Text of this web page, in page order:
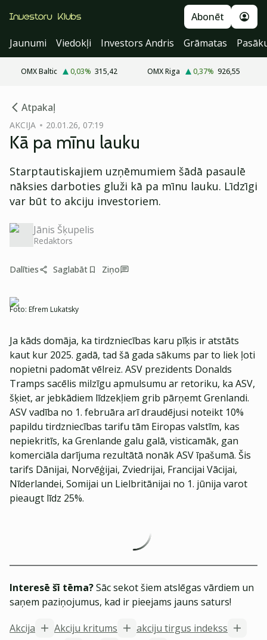
Abonēt
Jaunumi
Viedokļi Investors Andris Grāmatas
OMX Baltic 0,03% 315,42 OMX Riga 0,37% 926,55
Atpakaļ
AKCIJA 20.01.26, 07:19
Kā pa mīnu lauku
Starptautiskajiem uzņēmumiem šādā pasaulē
nāksies darboties gluži kā pa mīnu lauku. Līdzīgi
var būt to akciju investoriem.
Jānis Šķupelis
Redaktors
Dalīties Saglabāt Ziņo
Foto: Efrem Lukatsky
Ja kāds domāja, ka tirdzniecības karu pīķis ir atstāts
kaut kur 2025. gadā, tad šā gada sākums par to liek ļoti
nopietni padomāt vēlreiz. ASV prezidents Donalds
Tramps sacēlis milzīgu apmulsumu ar retoriku, ka ASV,
šķiet, ar jebkādiem līdzekļiem grib pārņemt Grenlandi.
ASV vadība no 1. februāra arī draudējusi noteikt 10%
papildu tirdzniecības tarifu tām Eiropas valstīm, kas
nepiekritīs, ka Grenlande galu galā, visticamāk, gan
komerciāla darījuma rezultātā nonāk ASV īpašumā. Šis
tarifs Dānijai, Norvēģijai, Zviedrijai, Francijai Vācijai,
Nīderlandei, Somijai un Lielbritānijai no 1. jūnija varot
pieaugt līdz 25%.
Interesē šī tēma?Sāc sekot šiem atslēgas vārdiem un
saņem paziņojumus, kad ir pieejams jauns saturs!
Akcija
Akciju kritums
akciju tirgus indekss